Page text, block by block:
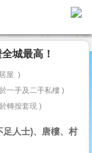
城最高！
屋
一手及二手私樓
轉按套現
足人士)、唐樓、村